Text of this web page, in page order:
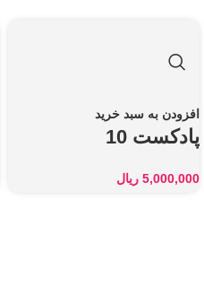
افزودن به سبد خرید
پادکست 10
5,000,000 ریال